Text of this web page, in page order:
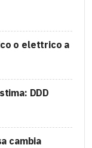
o elettrico a
DDD
cambia